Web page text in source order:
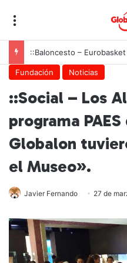
Fundación Noticias
::Social – Los
programa
Globalon
el Museo».
Javier Fernando 27 de